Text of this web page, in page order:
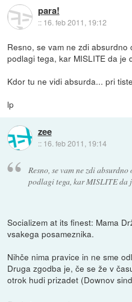
para!
:: 16. feb 2011, 19:12
Resno, se vam ne zdi
podlagi tega, kar MISLITE da je
Kdor tu ne vidi absurda... pri
lp
zee
:: 16. feb 2011, 19:14
Resno, se vam ne zdi
podlagi tega, kar MISLITE da
Socializem at its finest: Mama
vsakega posameznika.
Nihče nima pravice in ne sme
Druga zgodba je, če se že v
otrok hudi prizadet (Downov